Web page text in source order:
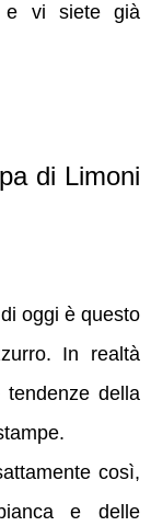
e vi siete già
di Limoni
oggi è questo
In realtà
della
così,
e delle